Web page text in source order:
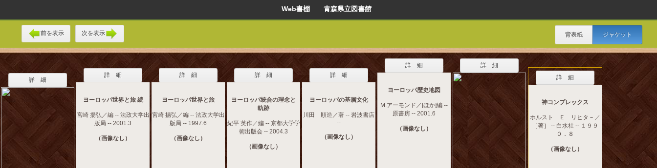
Web書棚 青森県立図書館
前を表示 次を表示 背表紙 ジャケット
詳 細
詳 細
ヨーロッパ世界と旅 続
宮崎 揚弘／編 -- 法政大学出
版局 -- 2001.3
（画像なし）
詳 細
ヨーロッパ世界と旅
宮崎 揚弘／編 -- 法政大学出
版局 -- 1997.6
（画像なし）
詳 細
ヨーロッパ統合の理念と
軌跡
紀平 英作／編 -- 京都大学学
術出版会 -- 2004.3
（画像なし）
詳 細
ヨーロッパの基層文化
川田 順造／著 -- 岩波書店
--
（画像なし）
詳 細
ヨーロッパ歴史地図
M.アーモンド／[ほか]編 --
原書房 -- 2001.6
（画像なし）
詳 細
詳 細
神コンプレックス
ホルスト Ｅ リヒタ－／
［著］ -- 白水社 -- １９９
０．８
（画像なし）